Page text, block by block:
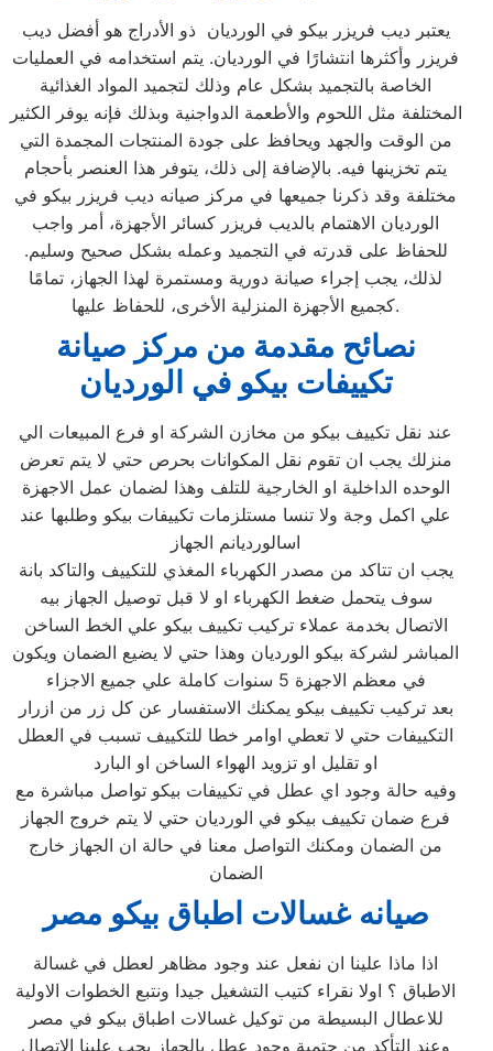
يعتبر ديب فريزر بيكو في الورديان ذو الأدراج هو أفضل ديب
فريزر وأكثرها انتشارًا في الورديان. يتم استخدامه في العمليات
الخاصة بالتجميد بشكل عام وذلك لتجميد المواد الغذائية
المختلفة مثل اللحوم والأطعمة الدواجنية وبذلك فإنه يوفر الكثير
من الوقت والجهد ويحافظ على جودة المنتجات المجمدة التي
يتم تخزينها فيه. بالإضافة إلى ذلك، يتوفر هذا العنصر بأحجام
مختلفة وقد ذكرنا جميعها في مركز صيانه ديب فريزر بيكو في
الورديان الاهتمام بالديب فريزر كسائر الأجهزة، أمر واجب
للحفاظ على قدرته في التجميد وعمله بشكل صحيح وسليم.
لذلك، يجب إجراء صيانة دورية ومستمرة لهذا الجهاز، تمامًا
كجميع الأجهزة المنزلية الأخرى، للحفاظ عليها.
نصائح مقدمة من مركز صيانة
تكييفات بيكو في الورديان
عند نقل تكييف بيكو من مخازن الشركة او فرع المبيعات الي
منزلك يجب ان تقوم نقل المكوانات بحرص حتي لا يتم تعرض
الوحده الداخلية او الخارجية للتلف وهذا لضمان عمل الاجهزة
علي اكمل وجة ولا تنسا مستلزمات تكييفات بيكو وطلبها عند
اسالورديانم الجهاز
يجب ان تتاكد من مصدر الكهرباء المغذي للتكييف والتاكد بانة
سوف يتحمل ضغط الكهرباء او لا قبل توصيل الجهاز بيه
الاتصال بخدمة عملاء تركيب تكييف بيكو علي الخط الساخن
المباشر لشركة بيكو الورديان وهذا حتي لا يضيع الضمان ويكون
في معظم الاجهزة 5 سنوات كاملة علي جميع الاجزاء
بعد تركيب تكييف بيكو يمكنك الاستفسار عن كل زر من ازرار
التكييفات حتي لا تعطي اوامر خطا للتكييف تسبب في العطل
او تقليل او تزويد الهواء الساخن او البارد
وفيه حالة وجود اي عطل في تكييفات بيكو تواصل مباشرة مع
فرع ضمان تكييف بيكو في الورديان حتي لا يتم خروج الجهاز
من الضمان ومكنك التواصل معنا في حالة ان الجهاز خارج
الضمان
صيانه غسالات اطباق بيكو مصر
اذا ماذا علينا ان نفعل عند وجود مظاهر لعطل في غسالة
الاطباق ؟ اولا نقراء كتيب التشغيل جيدا ونتبع الخطوات الاولية
للاعطال البسيطة من توكيل غسالات اطباق بيكو في مصر
وعند التأكد من حتمية وجود عطل بالجهاز يجب علينا الاتصال